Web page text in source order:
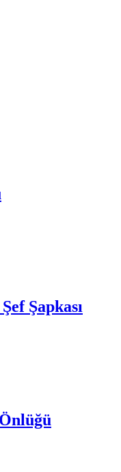
Şapkası